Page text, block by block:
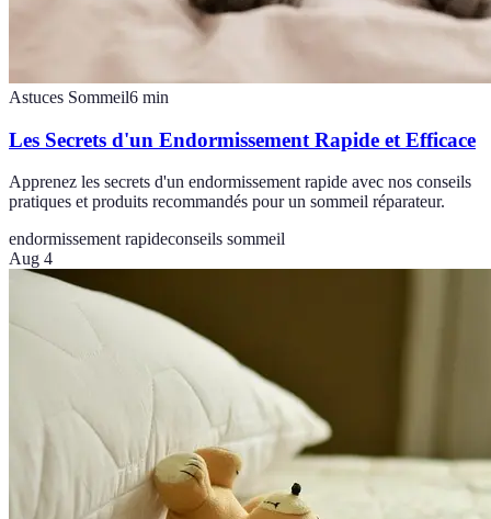
Astuces Sommeil6 min
Les Secrets d'un Endormissement Rapide et Efficace
Apprenez les secrets d'un endormissement rapide avec nos conseils
pratiques et produits recommandés pour un sommeil réparateur.
endormissement rapideconseils sommeil
Aug 4